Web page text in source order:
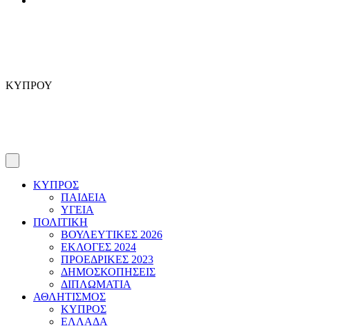
ΚΥΠΡΟΥ
ΚΥΠΡΟΣ
ΠΑΙΔΕΙΑ
ΥΓΕΙΑ
ΠΟΛΙΤΙΚΗ
ΒΟΥΛΕΥΤΙΚΕΣ 2026
ΕΚΛΟΓΕΣ 2024
ΠΡΟΕΔΡΙΚΕΣ 2023
ΔΗΜΟΣΚΟΠΗΣΕΙΣ
ΔΙΠΛΩΜΑΤΙΑ
ΑΘΛΗΤΙΣΜΟΣ
ΚΥΠΡΟΣ
ΕΛΛΑΔΑ